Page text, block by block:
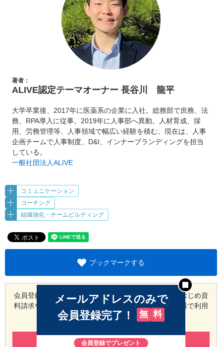
著者：
ALIVE認定テーマオーナー 長谷川 龍平
大学卒業後、2017年に医薬系の企業に入社。総務部で庶務、法
務、RPA導入に従事。2019年に人事部へ異動。人材育成、採
用、労務管理等、人事領域で幅広い経験を積む。現在は、人事
企画チームで人事制度、D&I、インナーブランディングを担当
している。
一般社団法人ALIVE
コミュニケーション
コーチング
組織強化・チームビルディング
ブックマークする
会員登録（無料）でブックマークや会員限定の記事をはじめ資
料請求やセミナー申込み等の会員限定コンテンツが無料で利用
できます。
新規会員登録（登録無料）
メールアドレスのみで
会員登録完了！
無 料
会員登録でプレゼント